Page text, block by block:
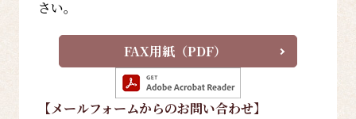
さい。
FAX用紙（PDF）
【メールフォームからのお問い合わせ】